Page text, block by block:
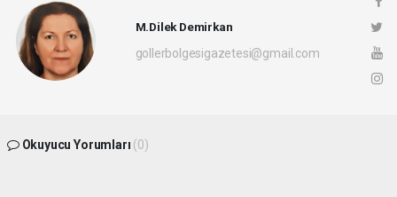
M.Dilek Demirkan
gollerbolgesigazetesi@gmail.com
Okuyucu Yorumları (0)